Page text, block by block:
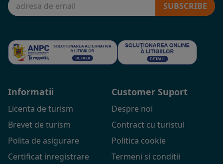
SUBSCRIBE
Informatii
Licenta de turism
Brevet de turism
Polita de asigurare
Certificat inregistrare
Customer Suport
Despre noi
Contract cu turistul
Politica cookie
Termeni si conditii